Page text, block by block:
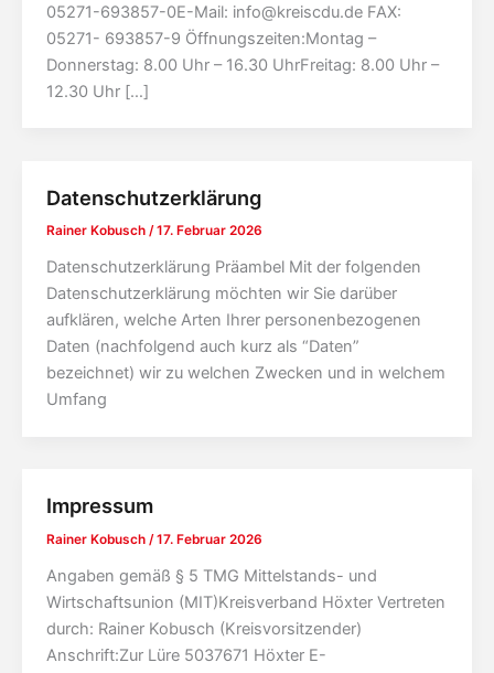
05271-693857-0E-Mail: info@kreiscdu.de FAX:
05271- 693857-9 Öffnungszeiten:Montag –
Donnerstag: 8.00 Uhr – 16.30 UhrFreitag: 8.00 Uhr –
12.30 Uhr […]
Datenschutzerklärung
Rainer Kobusch /17. Februar 2026
Datenschutzerklärung Präambel Mit der folgenden
Datenschutzerklärung möchten wir Sie darüber
aufklären, welche Arten Ihrer personenbezogenen
Daten (nachfolgend auch kurz als “Daten”
bezeichnet) wir zu welchen Zwecken und in welchem
Umfang
Impressum
Rainer Kobusch /17. Februar 2026
Angaben gemäß § 5 TMG Mittelstands- und
Wirtschaftsunion (MIT)Kreisverband Höxter Vertreten
durch: Rainer Kobusch (Kreisvorsitzender)
Anschrift:Zur Lüre 5037671 Höxter E-